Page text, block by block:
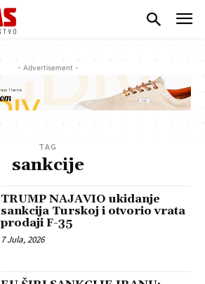
- Advertisement -
TAG
sankcije
TRUMP NAJAVIO ukidanje
sankcija Turskoj i otvorio vrata
prodaji F-35
7 Jula, 2026